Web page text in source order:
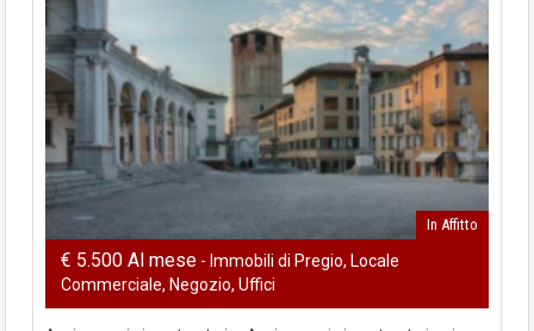
In Affitto
€ 5.500 Al mese - Immobili di Pregio, Locale
Commerciale, Negozio, Uffici